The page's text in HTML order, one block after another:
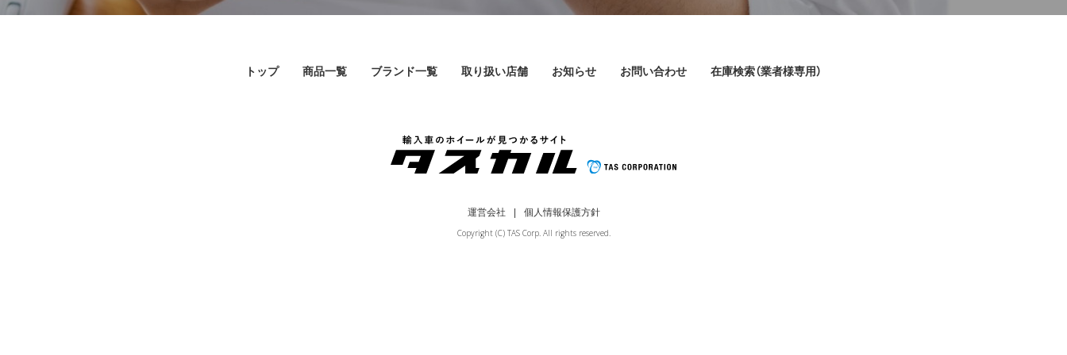
トップ 商品一覧 ブランド一覧 取り扱い店舗 お知らせ お問い合わせ 在庫検索（業者様専用）
運営会社
個人情報保護方針
Copyright (C) TAS Corp. All rights reserved.